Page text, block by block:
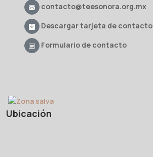
contacto@teesonora.org.mx
Descargar tarjeta de contacto
Formulario de contacto
Ubicación